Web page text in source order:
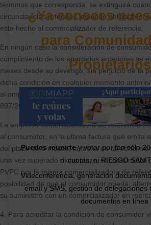
términos que corresponda, se extinguirá
circunstancias referidas, estando obligado el
este hecho al comercializador de referencia.
En ningún caso la consideración de
cumplimiento de los apartados anteriores se
meses desde su devengo, sin perjuicio de la
dicha condición en cualquier momento
al amparo del resto de supuestos previstos en
897/2017, de 6 de octubre.
La empresa comercializadora de referencia
al consumidor, en la última factura que emita
del plazo de 6 meses, la fecha de tal
una vez superado dicho plazo, el consumidor
PVPC por la misma comercializadora de
posibilidad de que el consumidor pueda,
su suministro con un comercializador en
4. Para acreditar la condición de consumidor
¿Ya conoces
para
Puedes reunirtey votar por tan sólo
ni cuotas, ni RIESGO
Videconferencia, generación
email y SMS, gestión de delegaciones
documentos en línea